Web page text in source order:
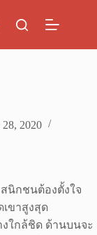
2020
นิกชนต้องตั้งใจ
ขาสูงสุด
ใกล้ชิด ด้านบนจะ